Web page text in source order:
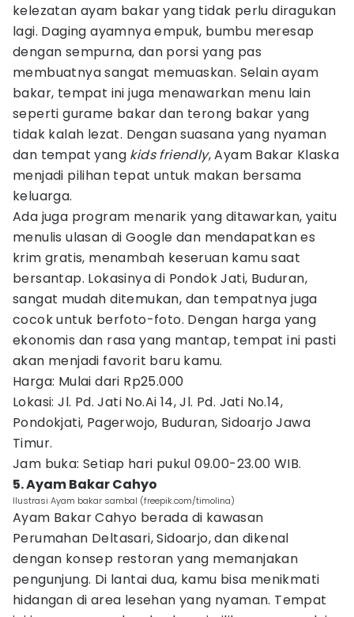
kelezatan ayam bakar yang tidak perlu diragukan
lagi. Daging ayamnya empuk, bumbu meresap
dengan sempurna, dan porsi yang pas
membuatnya sangat memuaskan. Selain ayam
bakar, tempat ini juga menawarkan menu lain
seperti gurame bakar dan terong bakar yang
tidak kalah lezat. Dengan suasana yang nyaman
dan tempat yang kids friendly, Ayam Bakar Klaska
menjadi pilihan tepat untuk makan bersama
keluarga.
Ada juga program menarik yang ditawarkan, yaitu
menulis ulasan di Google dan mendapatkan es
krim gratis, menambah keseruan kamu saat
bersantap. Lokasinya di Pondok Jati, Buduran,
sangat mudah ditemukan, dan tempatnya juga
cocok untuk berfoto-foto. Dengan harga yang
ekonomis dan rasa yang mantap, tempat ini pasti
akan menjadi favorit baru kamu.
Harga: Mulai dari Rp25.000
Lokasi: Jl. Pd. Jati No.Ai 14, Jl. Pd. Jati No.14,
Pondokjati, Pagerwojo, Buduran, Sidoarjo Jawa
Timur.
Jam buka: Setiap hari pukul 09.00-23.00 WIB.
5. Ayam Bakar Cahyo
Ilustrasi Ayam bakar sambal (freepik.com/timolina)
Ayam Bakar Cahyo berada di kawasan
Perumahan Deltasari, Sidoarjo, dan dikenal
dengan konsep restoran yang memanjakan
pengunjung. Di lantai dua, kamu bisa menikmati
hidangan di area lesehan yang nyaman. Tempat